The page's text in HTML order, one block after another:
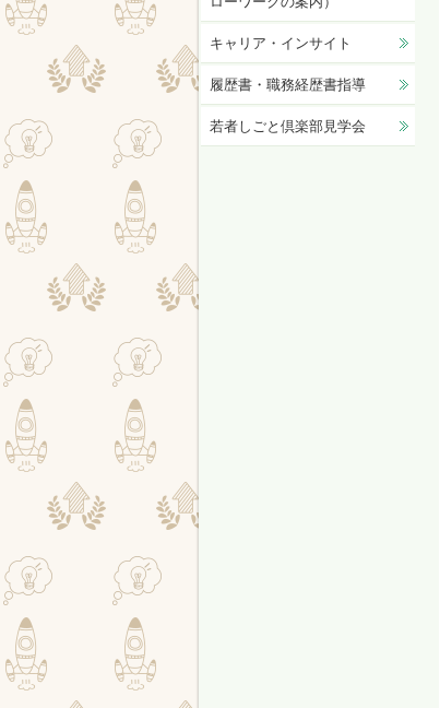
キャリア・インサイト
履歴書・職務経歴書指導
若者しごと倶楽部見学会